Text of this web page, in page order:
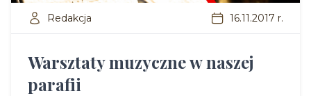
Redakcja 16.11.2017 r.
Warsztaty muzyczne w naszej
parafii